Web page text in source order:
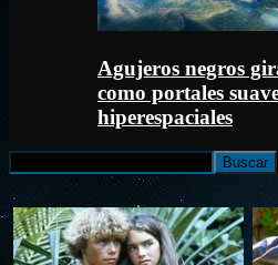
Agujeros negros
como portales
hiperespaciales